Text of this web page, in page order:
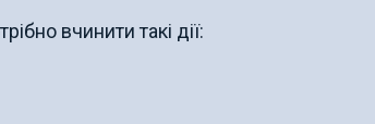
вчинити такі дії: